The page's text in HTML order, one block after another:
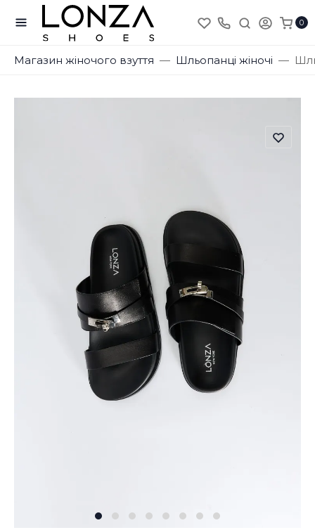
0
Магазин жіночого взуття Шльопанці жіночі